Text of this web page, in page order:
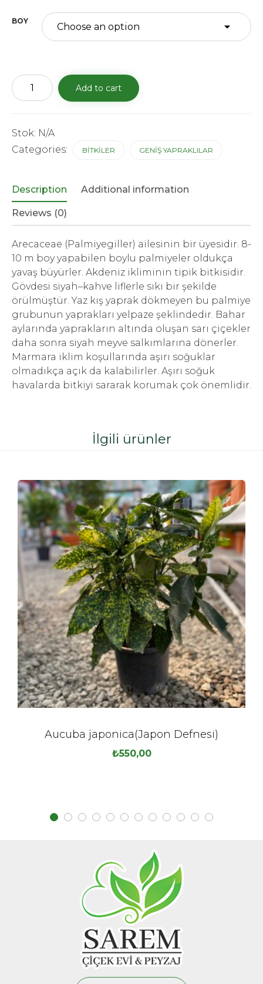
BOY
Chamaerops
excelsa(Tüylü
Palmiye)
Add to cart
Stok: N/A
Categories:
BİTKİLER GENİŞ YAPRAKLILAR
Description Additional information
Reviews (0)
Arecaceae (Palmiyegiller) ailesinin bir üyesidir. 8-
10 m boy yapabilen boylu palmiyeler oldukça
yavaş büyürler. Akdeniz ikliminin tipik bitkisidir.
Gövdesi siyah–kahve liflerle sıkı bir şekilde
örülmüştür. Yaz kış yaprak dökmeyen bu palmiye
grubunun yaprakları yelpaze şeklindedir. Bahar
aylarında yaprakların altında oluşan sarı çiçekler
daha sonra siyah meyve salkımlarına dönerler.
Marmara iklim koşullarında aşırı soğuklar
olmadıkça açık da kalabilirler. Aşırı soğuk
havalarda bitkiyi sararak korumak çok önemlidir.
İlgili ürünler
Aucuba japonica(Japon Defnesi)
₺550,00